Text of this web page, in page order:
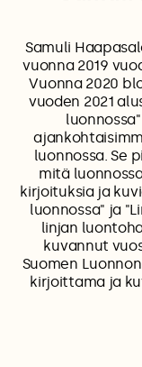
Samuli
vuonna 2019
Vuonna 2020
vuoden 2021
luonnossa. Se
mitä
kirjoituksia ja
luonnossa" ja
linjan
kuvannut
Suomen
kirjoittama ja